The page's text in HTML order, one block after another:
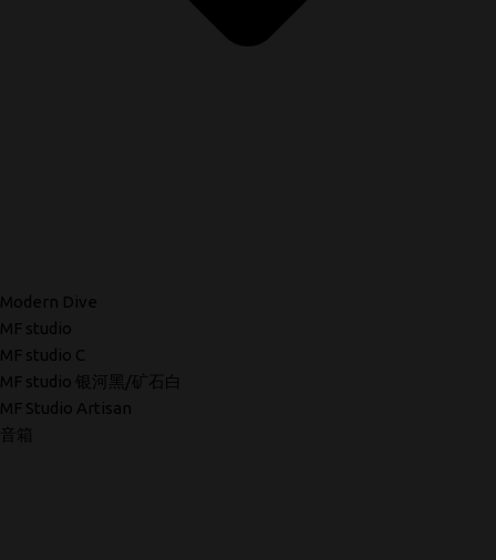
Modern Dive
MF studio
MF studio C
MF studio 银河黑/矿石白
MF Studio Artisan
音箱